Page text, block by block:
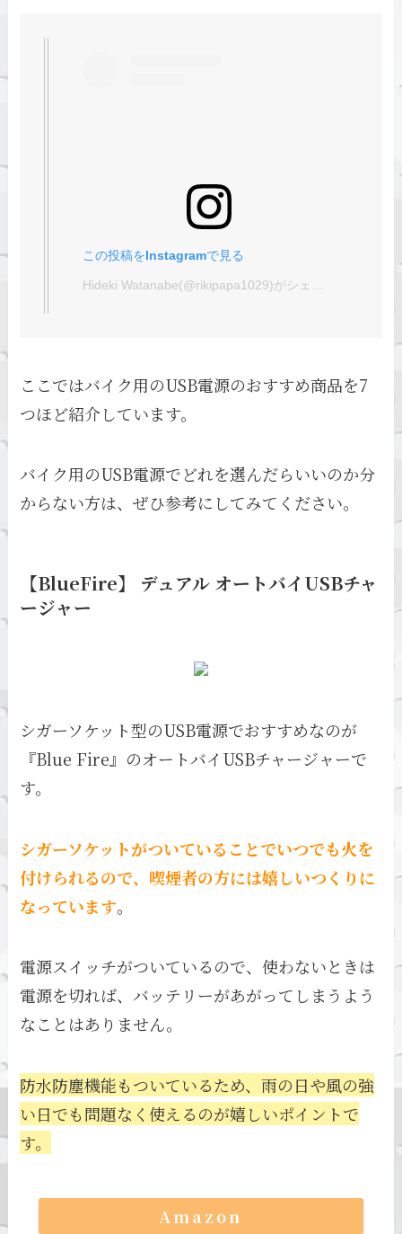
この投稿をInstagramで見る
ここではバイク用のUSB電源のおすすめ商品を7
つほど紹介しています。
バイク用のUSB電源でどれを選んだらいいのか分
からない方は、ぜひ参考にしてみてください。
【BlueFire】 デュアル オートバイUSBチャ
ージャー
シガーソケット型のUSB電源でおすすめなのが
『Blue Fire』のオートバイUSBチャージャーで
す。
シガーソケットがついていることでいつでも火を
付けられるので、喫煙者の方には嬉しいつくりに
なっています。
電源スイッチがついているので、使わないときは
電源を切れば、バッテリーがあがってしまうよう
なことはありません。
防水防塵機能もついているため、雨の日や風の強
い日でも問題なく使えるのが嬉しいポイントで
す。
Amazon